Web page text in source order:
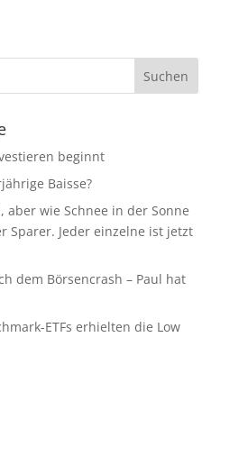
beginnt
Baisse?
aber wie Schnee in der Sonne
Sparer. Jeder einzelne ist jetzt
dem Börsencrash – Paul hat
ETFs erhielten die Low